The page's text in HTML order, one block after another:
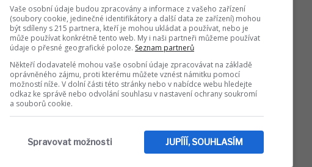
v rozhovoru pro The Wall Street
své děti velmi milují a vždy se snažili být
s manželkou Nicolou oslavili výročí
si na internetu emotivní vzkazy.
fotografii z březnové oslavy
a napsala, že nemůže uvěřit tomu, že od
už šest let.
nejlepšího přítele, celoživotní lásku
jakého kdy potkala. Brooklyn ve svém
připomněl šest let od žádosti o ruku a
Vaše osobní údaje budou zpracovány a informace z vašeho zařízení
(soubory cookie, jedinečné identifikátory a další data ze zařízení) mohou
být sdíleny s 215 partnera, kteří je mohou ukládat a používat, nebo je
může používat konkrétně tento web. My i naši partneři můžeme používat
údaje o přesné geografické poloze. Seznam partnerů
Někteří dodavatelé mohou vaše osobní údaje zpracovávat na základě
oprávněného zájmu, proti kterému můžete vznést námitku pomocí
možností níže. V dolní části této stránky nebo v nabídce webu hledejte
odkaz ke správě nebo odvolání souhlasu v nastavení ochrany soukromí
a souborů cookie.
JUPÍÍÍ, SOUHLASÍM
Spravovat možnosti